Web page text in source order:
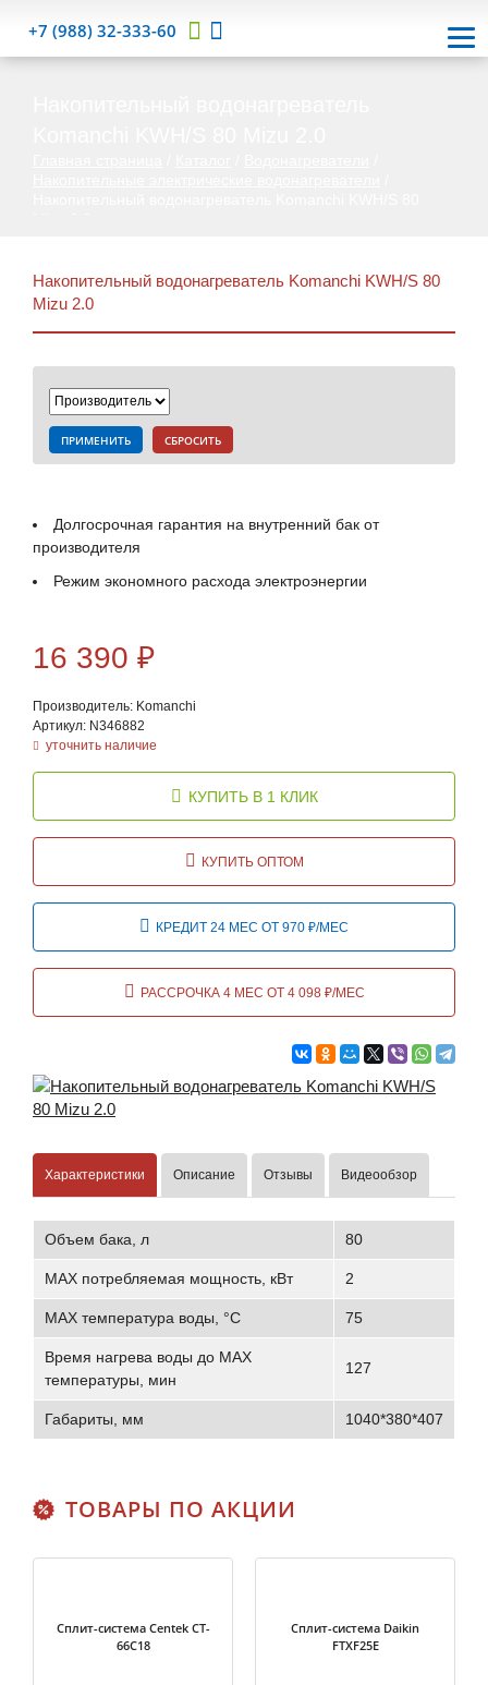
+7 (988) 32-333-60
Накопительный водонагреватель Komanchi KWH/S 80
Mizu 2.0
ПРИМЕНИТЬ СБРОСИТЬ
Долгосрочная гарантия на внутренний бак от
производителя
Режим экономного расхода электроэнергии
16 390 ₽
Производитель: Komanchi
Артикул: N346882
уточнить наличие
КУПИТЬ В 1 КЛИК
КУПИТЬ ОПТОМ
КРЕДИТ 24 МЕС ОТ 970 ₽/МЕС
РАССРОЧКА 4 МЕС ОТ 4 098 ₽/МЕС
Характеристики Описание Отзывы Видеообзор
Объем бака, л 80
MAX потребляемая мощность, кВт 2
MAX температура воды, °С 75
Время нагрева воды до MAX
температуры, мин
127
Габариты, мм 1040*380*407
ТОВАРЫ ПО АКЦИИ
Cплит-система Centek CT-
66С18
Cплит-система Daikin
FTXF25E